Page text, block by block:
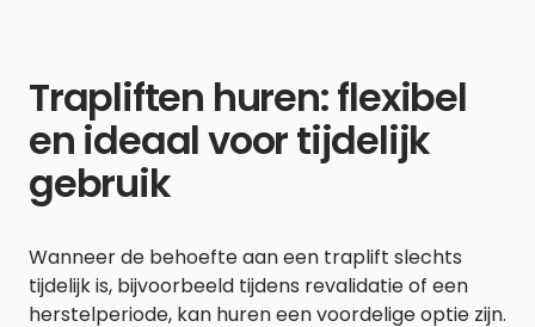
Trapliften huren: flexibel
en ideaal voor tijdelijk
gebruik
Wanneer de behoefte aan een traplift slechts
tijdelijk is, bijvoorbeeld tijdens revalidatie of een
herstelperiode, kan huren een voordelige optie zijn.